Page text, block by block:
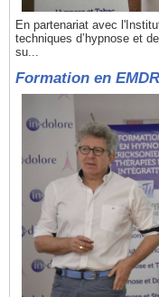
En partenariat avec
techniques d’hypnose et
su...
Formation en